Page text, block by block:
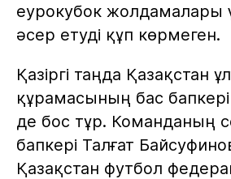
еурокубок жолдамалары
әсер етуді құп көрмеген.
Қазіргі таңда Қазақстан
құрамасының бас бапкері
де бос тұр. Команданың
бапкері Талғат
Қазақстан футбол